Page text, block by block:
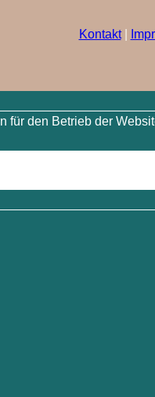
Kontakt|
den Betrieb der